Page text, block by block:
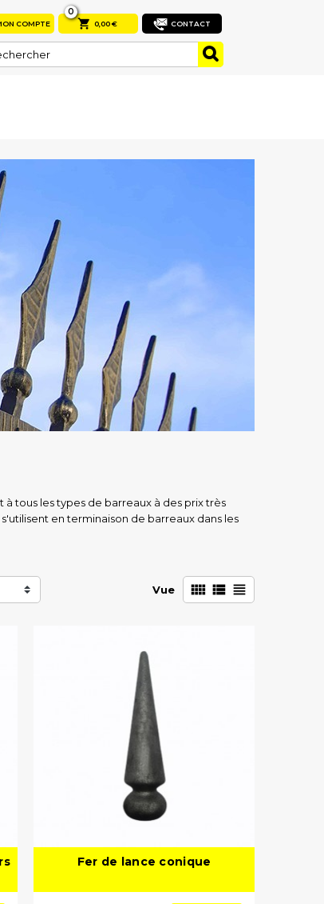
COMPTE  0,00 €
0
CONTACT
tous les types de barreaux à des prix très
en terminaison de barreaux dans les
Vue   
Fer de lance conique